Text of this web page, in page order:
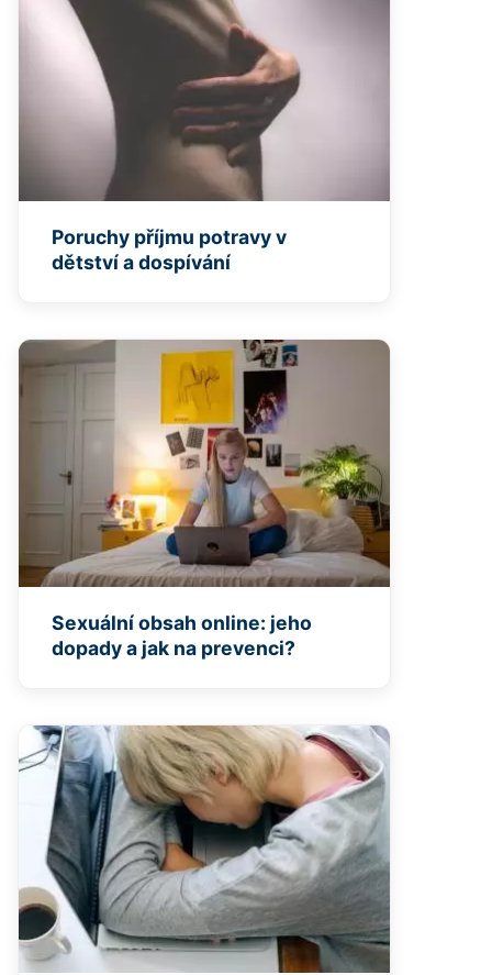
Poruchy příjmu potravy v
dětství a dospívání
Sexuální obsah online: jeho
dopady a jak na prevenci?